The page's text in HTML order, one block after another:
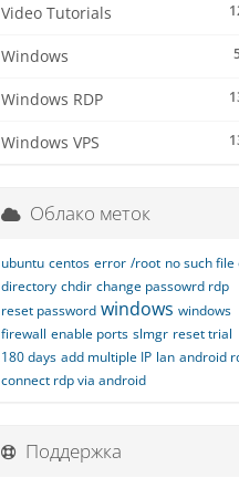
Video Tutorials
Windows
Windows RDP
Windows VPS
Облако меток
ubuntu centos error /root no such file
directory chdir change passowrd rdp
reset password windows windows
firewall enable ports slmgr reset trial
180 days add multiple IP lan android
connect rdp via android
Поддержка